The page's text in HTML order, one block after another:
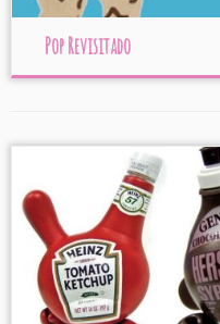
Pop Revisitado